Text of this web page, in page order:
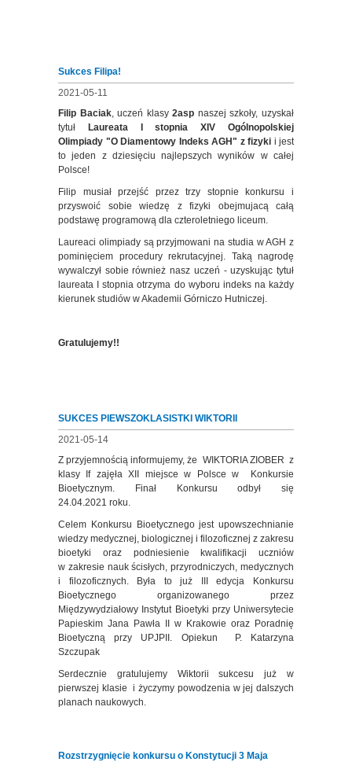
Sukces Filipa!
2021-05-11
Filip Baciak, uczeń klasy2asp naszej szkoły, uzyskał
tytuł
Laureata I stopnia XIV Ogólnopolskiej
Olimpiady "O Diamentowy Indeks AGH" z fizyki i jest
to jeden z dziesięciu najlepszych wyników w całej
Polsce!
Filip musiał przejść przez trzy stopnie konkursu i
przyswoić sobie wiedzę z fizyki obejmujacą całą
podstawę programową dla czteroletniego liceum.
Laureaci olimpiady są przyjmowani na studia w AGH z
pominięciem procedury rekrutacyjnej. Taką nagrodę
wywalczył sobie również nasz uczeń - uzyskując tytuł
laureata I stopnia otrzyma do wyboru indeks na każdy
kierunek studiów w Akademii Górniczo Hutniczej.
Gratulujemy!!
SUKCES PIEWSZOKLASISTKI WIKTORII
2021-05-14
Z przyjemnością informujemy, że WIKTORIA ZIOBER z
klasy If zajęła XII miejsce w Polsce w Konkursie
Bioetycznym. Finał Konkursu odbył się
24.04.2021 roku.
Celem Konkursu Bioetycznego jest upowszechnianie
wiedzy medycznej, biologicznej i filozoficznej z zakresu
bioetyki oraz podniesienie kwalifikacji uczniów
w zakresie nauk ścisłych, przyrodniczych, medycznych
i filozoficznych. Była to już III edycja Konkursu
Bioetycznego organizowanego przez
Międzywydziałowy Instytut Bioetyki przy Uniwersytecie
Papieskim Jana Pawła II w Krakowie oraz Poradnię
Bioetyczną przy UPJPII. Opiekun P. Katarzyna
Szczupak
Serdecznie gratulujemy Wiktorii sukcesu już w
pierwszej klasie i życzymy powodzenia w jej dalszych
planach naukowych.
Rozstrzygnięcie konkursu o Konstytucji 3 Maja